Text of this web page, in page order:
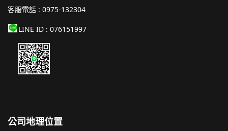
客服電話 : 0975-132304
LINE ID : 076151997
公司地理位置